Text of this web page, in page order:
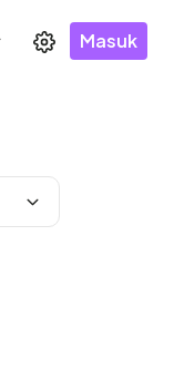
Masuk